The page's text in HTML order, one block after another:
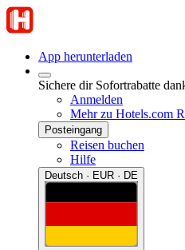
App herunterladen
Sichere dir Sofortrabatte
Anmelden
Mehr zu Hotels.com
Posteingang
Reisen buchen
Hilfe
Deutsch · EUR · DE